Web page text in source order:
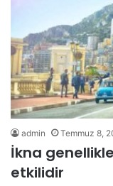
admin Temmuz 8,
İkna
etkilidir